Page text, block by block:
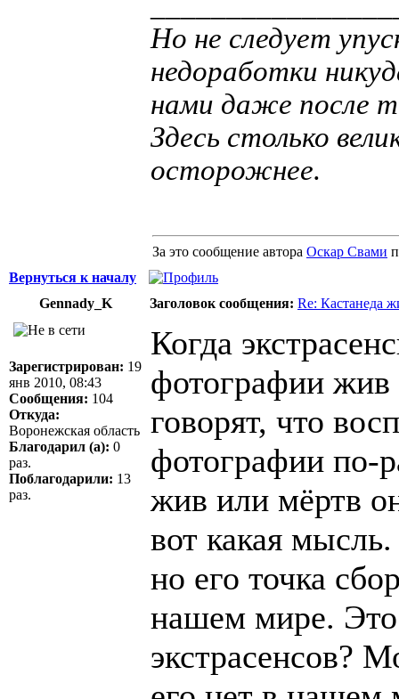
Но не следует
недоработки
нами даже после
Здесь столько
осторожнее.
За это сообщение автора Оскар Свами
Вернуться к началу
Gennady_K
Заголовок сообщения: Re: Кастанеда
Зарегистрирован: 19
янв 2010, 08:43
Сообщения: 104
Откуда:
Воронежская область
Благодарил (а): 0
раз.
Поблагодарили: 13
раз.
Когда
фотографии жив
говорят, что
фотографии по-
жив или мёртв
вот какая
но его точка
нашем мире.
экстрасенсов?